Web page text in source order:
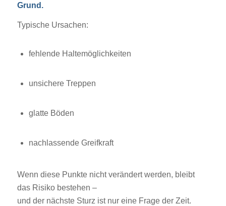
Grund.
Typische Ursachen:
fehlende Haltemöglichkeiten
unsichere Treppen
glatte Böden
nachlassende Greifkraft
Wenn diese Punkte nicht verändert werden, bleibt
das Risiko bestehen –
und der nächste Sturz ist nur eine Frage der Zeit.